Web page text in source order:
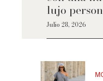
lujo
Julio 28, 2026